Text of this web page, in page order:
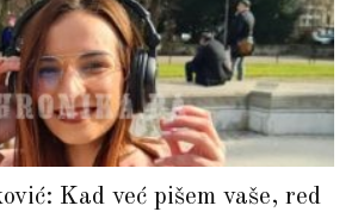
Kad već pišem vaše, red